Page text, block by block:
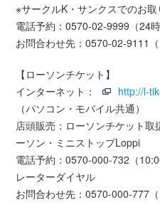
※サークルK・サンクスでのお
電話予約：0570-02-9999（24時
お問合わせ先：0570-02-9111（
【ローソンチケット】
インターネット：
http://l-
（パソコン・モバイル共通）
店頭販売：ローソンチケット
ーソン・ミニストップLoppi
電話予約：0570-000-732（
レーターダイヤル
お問合わせ先：0570-000-777（